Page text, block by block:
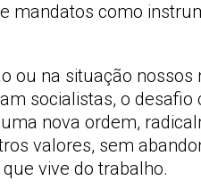
mandatos como
ou na situação
socialistas, o
nova ordem,
valores, sem
vive do trabalho.